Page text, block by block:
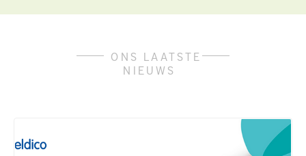
ONS LAATSTE
NIEUWS